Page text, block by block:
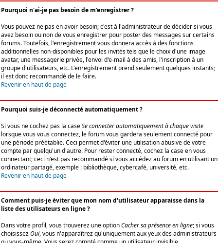
Pourquoi n'ai-je pas besoin de m'enregistrer ?
Vous pouvez ne pas en avoir besoin; c'est à l'administrateur de décider si vous
avez besoin ou non de vous enregistrer pour poster des messages sur certains
forums. Toutefois, l'enregistrement vous donnera accès à des fonctions
additionnelles non-disponibles pour les invités tels que le choix d'une image
avatar, une messagerie privée, l'envoi d'e-mail à des amis, l'inscription à un
groupe d'utilisateurs, etc. L'enregistrement prend seulement quelques instants;
il est donc recommandé de le faire.
Revenir en haut de page
Pourquoi suis-je déconnecté automatiquement ?
Si vous ne cochez pas la caseSe connecter automatiquement à chaque visite
lorsque vous vous connectez, le forum vous gardera seulement connecté pour
une période préétablie. Ceci permet d'éviter une utilisation abusive de votre
compte par quelqu'un d'autre. Pour rester connecté, cochez la case en vous
connectant; ceci n'est pas recommandé si vous accédez au forum en utilisant un
ordinateur partagé, exemple : bibliothèque, cybercafé, université, etc.
Revenir en haut de page
Comment puis-je éviter que mon nom d'utilisateur apparaisse dans la
liste des utilisateurs en ligne ?
Dans votre profil, vous trouverez une optionCacher sa présence en ligne; si vous
choisissezOui, vous n'apparaîtrez qu'uniquement aux yeux des administrateurs